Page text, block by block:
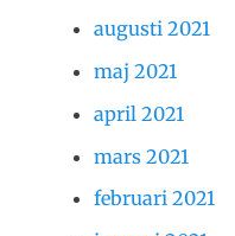
augusti 2021
maj 2021
april 2021
mars 2021
februari 2021